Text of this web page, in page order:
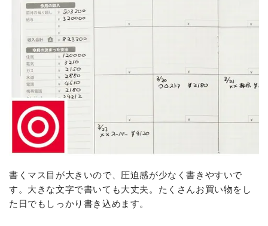
書くマス目が大きいので、圧迫感が少なく書きやすいで
す。大きな文字で書いても大丈夫。たくさんお買い物をし
た日でもしっかり書き込めます。